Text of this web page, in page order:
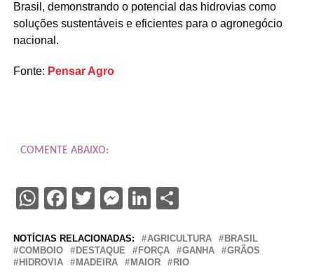
Brasil, demonstrando o potencial das hidrovias como
soluções sustentáveis e eficientes para o agronegócio
nacional.
Fonte: Pensar Agro
COMENTE ABAIXO:
WhatsApp
Facebook
Twitter
Messenger
LinkedIn
Share
NOTÍCIAS RELACIONADAS: AGRICULTURA
BRASIL
COMBOIO
DESTAQUE FORÇA GANHA
GRÃOS
HIDROVIA
MADEIRA MAIOR RIO